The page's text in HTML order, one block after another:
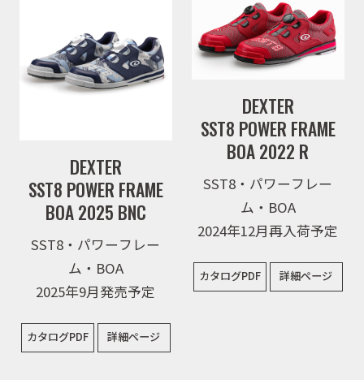
DEXTER
SST8 POWER FRAME
BOA 2025 BNC
SST8・パワーフレー
ム・BOA
2025年9月発売予定
カタログPDF 詳細ページ
DEXTER
SST8 POWER FRAME
BOA 2022 R
SST8・パワーフレー
ム・BOA
2024年12月再入荷予定
カタログPDF 詳細ページ